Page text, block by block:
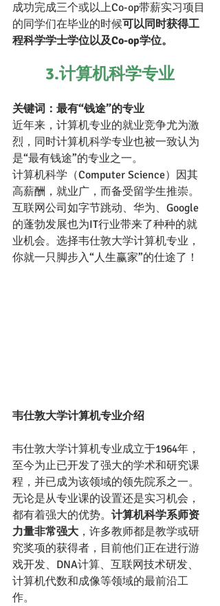
成功完成三个或以上Co-op带薪实习项目
的同学们在毕业的时候可以同时获得工
程科学学士学位以及Co-op学位。
3.计算机科学专业
关键词：最有“钱途”的专业
近年来，计算机专业的就业竞争尤为激
烈，同时计算机科学专业也被一致认为
是“最有钱途”的专业之一。
计算机科学（Computer Science）因其
高薪酬，就业广，而备受留学生推崇。
互联网公司如字节跳动、华为、Google
的蓬勃发展也为IT行业带来了种种的就
业机会。选择韦仕敦大学计算机专业，
你就一只脚步入“人生赢家”的仕途了！
韦仕敦大学计算机专业介绍
韦仕敦大学计算机专业成立于1964年，
至今为止已开发了强大的学术和研究课
程，并已成为该领域的领先院系之一。
无论是从专业课的设置还是实习机会，
都有着强大的优势。 计算机科学系师资
力量非常强大，许多教师都是教学或研
究奖项的获得者，目前他们正在进行游
戏开发、DNA计算、互联网技术研发、
计算机代数和成像等领域的最前沿工
作。